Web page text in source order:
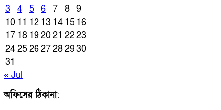
3
4 5 6 7 8
9
10 11 12 13 14 15 16
17 18 192021 2223
24252627282930
31
« Jul
অফিসের ঠিকানা: